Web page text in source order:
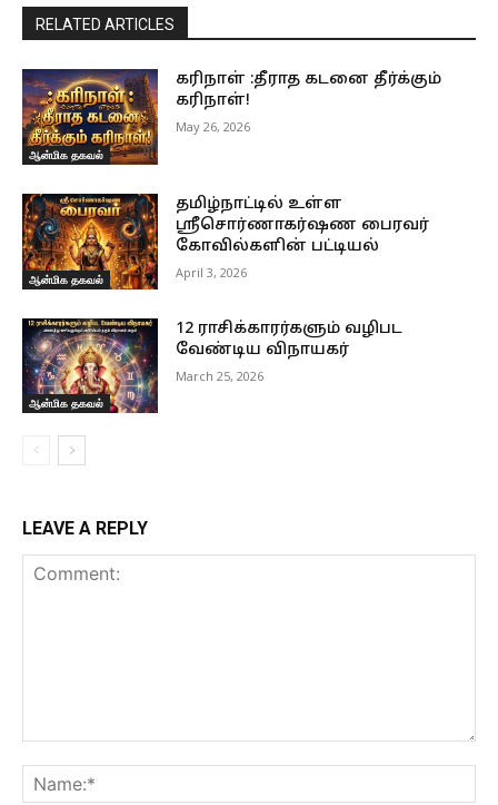
RELATED ARTICLES
ஆன்மிக தகவல்
கரிநாள் :தீராத கடனை தீர்க்கும்
கரிநாள்!
May 26, 2026
ஆன்மிக தகவல்
தமிழ்நாட்டில் உள்ள
ஸ்ரீசொர்ணாகர்ஷண பைரவர்
கோவில்களின் பட்டியல்
April 3, 2026
ஆன்மிக தகவல்
12 ராசிக்காரர்களும் வழிபட
வேண்டிய விநாயகர்
March 25, 2026
LEAVE A REPLY